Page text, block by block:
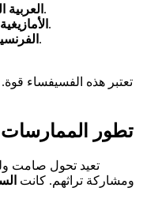
العربية : لغة الحياة اليومية والعفوية.
الأمازيغية : رمز لتراث عريق في عملية إحياء.
الترقية الاجتماعية والأعمال.
تعتبر هذه الفسيفساء قوة.
تطور الممارسات
تعيد تحول صامت
ومشاركة تراثهم. كانت